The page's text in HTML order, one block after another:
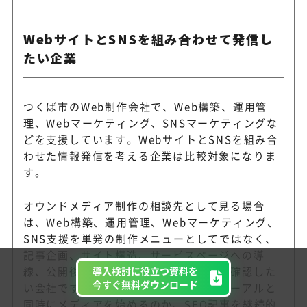
導入検討に役立つ資料を
今すぐ無料ダウンロード
WebサイトとSNSを組み合わせて発信し
たい企業
つくば市のWeb制作会社で、Web構築、運用管
理、Webマーケティング、SNSマーケティングな
どを支援しています。WebサイトとSNSを組み合
わせた情報発信を考える企業は比較対象になりま
す。
オウンドメディア制作の相談先として見る場合
は、Web構築、運用管理、Webマーケティング、
SNS支援を単発の制作メニューとしてではなく、
記事企画、サイト構造、サービスページへの導
線、公開後の改善にどう接続できるかを確認した
い会社です。特に、既存サイトのリニューアルと
同時にメディアを始めるのか、SEO記事を継続的